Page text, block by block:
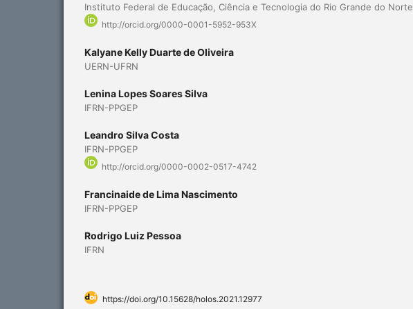
Instituto Federal de Educação, Ciência e Tecnologia do Rio Grande do Norte
http://orcid.org/0000-0001-5952-953X
Kalyane Kelly Duarte de Oliveira
UERN-UFRN
Lenina Lopes Soares Silva
IFRN-PPGEP
Leandro Silva Costa
IFRN-PPGEP
http://orcid.org/0000-0002-0517-4742
Francinaide de Lima Nascimento
IFRN-PPGEP
Rodrigo Luiz Pessoa
IFRN
https://doi.org/10.15628/holos.2021.12977